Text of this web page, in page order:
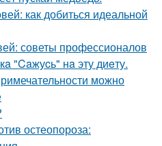
как добиться идеальной
советы профессионалов
"Caжуcь" нa эту диeту.
можно
остеопороза: